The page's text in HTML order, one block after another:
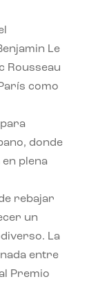
Le
Rousseau
como
donde
plena
rebajar
un
La
entre
Premio